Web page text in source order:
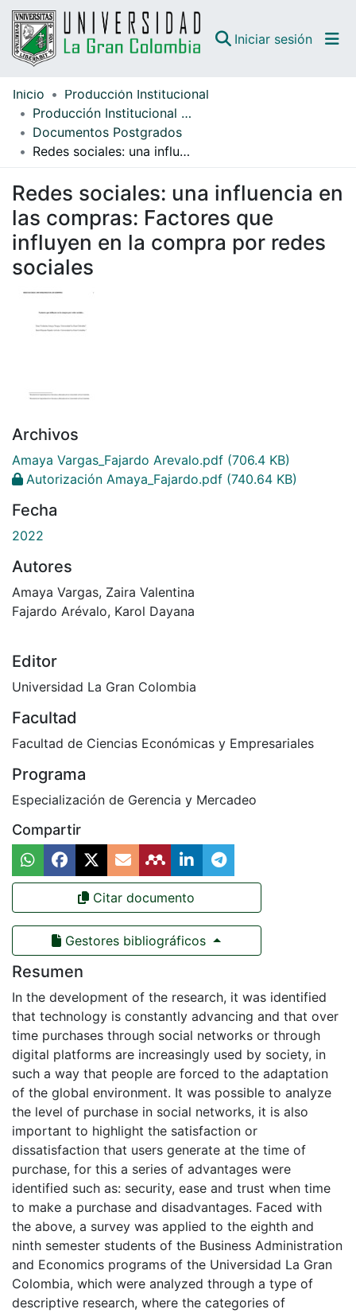
Iniciar sesión
Comunidades
Todo DSpace
Inicio
Producción Institucional
Producción Institucional Facultad Ciencias Económicas y Empresariales
Documentos Postgrados
Redes sociales: una influencia en las compras: Factores que influyen en la compra por redes sociales
Redes sociales: una influencia en
las compras: Factores que
influyen en la compra por redes
sociales
Archivos
Amaya Vargas_Fajardo Arevalo.pdf (706.4 KB)
Autorización Amaya_Fajardo.pdf (740.64 KB)
Fecha
2022
Autores
Amaya Vargas, Zaira Valentina
Fajardo Arévalo, Karol Dayana
Editor
Universidad La Gran Colombia
Facultad
Facultad de Ciencias Económicas y Empresariales
Programa
Especialización de Gerencia y Mercadeo
Compartir
Citar documento
Gestores bibliográficos
Resumen
In the development of the research, it was identified
that technology is constantly advancing and that over
time purchases through social networks or through
digital platforms are increasingly used by society, in
such a way that people are forced to the adaptation
of the global environment. It was possible to analyze
the level of purchase in social networks, it is also
important to highlight the satisfaction or
dissatisfaction that users generate at the time of
purchase, for this a series of advantages were
identified such as: security, ease and trust when time
to make a purchase and disadvantages. Faced with
the above, a survey was applied to the eighth and
ninth semester students of the Business Administration
and Economics programs of the Universidad La Gran
Colombia, which were analyzed through a type of
descriptive research, where the categories of